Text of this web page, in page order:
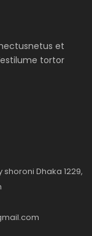
et
tortor
shoroni Dhaka 1229,